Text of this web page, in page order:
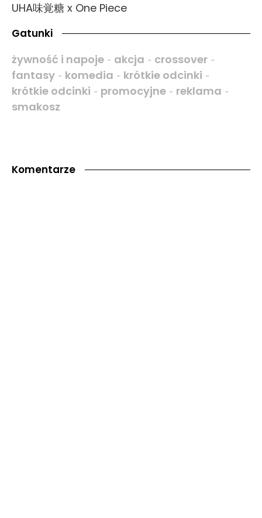
UHA味覚糖 x One Piece
Gatunki
żywność i napoje - akcja - crossover -
fantasy - komedia - krótkie odcinki -
krótkie odcinki - promocyjne - reklama -
smakosz
Komentarze